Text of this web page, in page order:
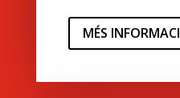
MÉS